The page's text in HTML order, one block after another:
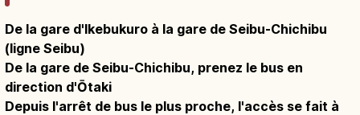
De la gare d'Ikebukuro à la gare de Seibu-Chichibu
(ligne Seibu)
De la gare de Seibu-Chichibu, prenez le bus en
direction d'Ōtaki
Depuis l'arrêt de bus le plus proche, l'accès se fait à